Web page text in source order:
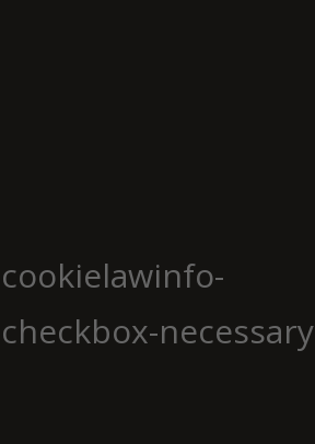
cookielawinfo-
checkbox-necessary